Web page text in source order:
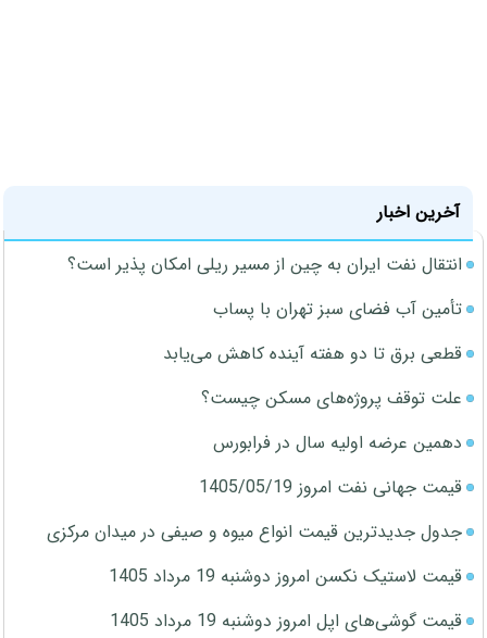
آخرین اخبار
انتقال نفت ایران به چین از مسیر ریلی امکان پذیر است؟
تأمین آب فضای سبز تهران با پساب
قطعی برق تا دو هفته آینده کاهش می‌یابد
علت توقف پروژه‌های مسکن چیست؟
دهمین عرضه اولیه سال در فرابورس
قیمت جهانی نفت امروز 1405/05/19
جدول جدیدترین قیمت انواع میوه و صیفی در میدان مرکزی
قیمت لاستیک نکسن امروز دوشنبه 19 مرداد 1405
قیمت گوشی‌های اپل امروز دوشنبه 19 مرداد 1405